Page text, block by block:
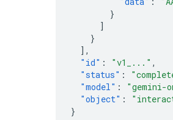
}
]
}
],
"id" : "v1_..." ,
"status" :
"model" : "gemini-
"object" :
}